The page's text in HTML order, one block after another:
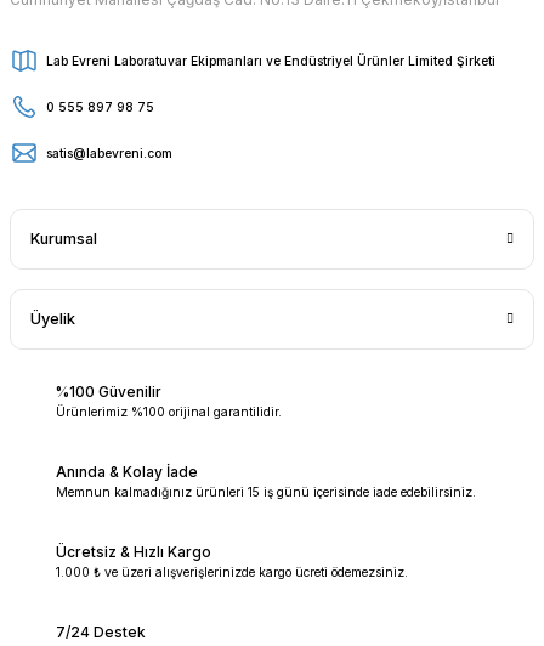
Lab Evreni Laboratuvar Ekipmanları ve Endüstriyel Ürünler Limited Şirketi
0 555 897 98 75
satis@labevreni.com
Kurumsal
Üyelik
%100 Güvenilir
Ürünlerimiz %100 orijinal garantilidir.
Anında & Kolay İade
Memnun kalmadığınız ürünleri 15 iş günü içerisinde iade edebilirsiniz.
Ücretsiz & Hızlı Kargo
1.000 ₺ ve üzeri alışverişlerinizde kargo ücreti ödemezsiniz.
7/24 Destek